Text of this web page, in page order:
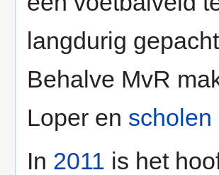
langdurig
Behalve MvR
Loper en scholen
In 2011 is het